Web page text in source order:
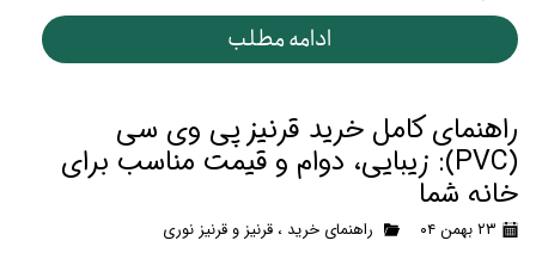
ادامه مطلب
راهنمای کامل خرید قرنیز پی وی سی
(PVC): زیبایی، دوام و قیمت مناسب برای
خانه شما
۲۳ بهمن ۰۴ راهنمای خرید ، قرنیز و قرنیز نوری